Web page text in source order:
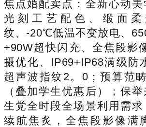
焦点婚配卖点：全新心动
光刻工艺配色、缎面
纹、-20℃低温不变放电、
+90W超快闪充、全焦段影
摄优化、IP69+IP68满级防
超声波指纹2。0；预算范
（叠加学生优惠后）；保
生党全时段全场景利用需
续航焦炙，全焦段影像满